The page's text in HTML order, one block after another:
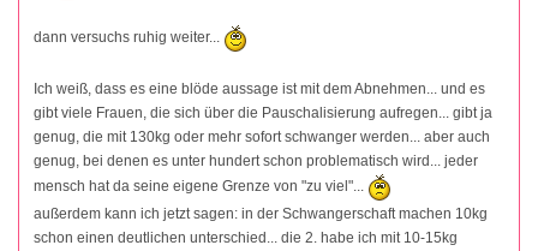
dann versuchs ruhig weiter...
Ich weiß, dass es eine blöde aussage ist mit dem Abnehmen... und es
gibt viele Frauen, die sich über die Pauschalisierung aufregen... gibt ja
genug, die mit 130kg oder mehr sofort schwanger werden... aber auch
genug, bei denen es unter hundert schon problematisch wird... jeder
mensch hat da seine eigene Grenze von "zu viel"...
außerdem kann ich jetzt sagen: in der Schwangerschaft machen 10kg
schon einen deutlichen unterschied... die 2. habe ich mit 10-15kg